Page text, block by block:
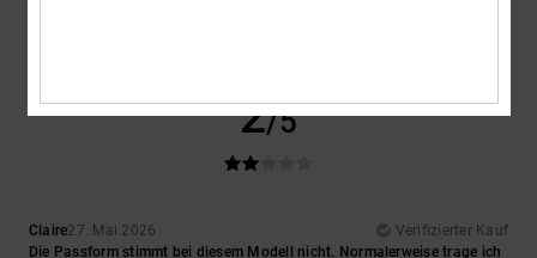
2/5
Claire27. Mai 2026
Verifizierter Kauf
Die Passform stimmt bei diesem Modell nicht. Normalerweise trage ich